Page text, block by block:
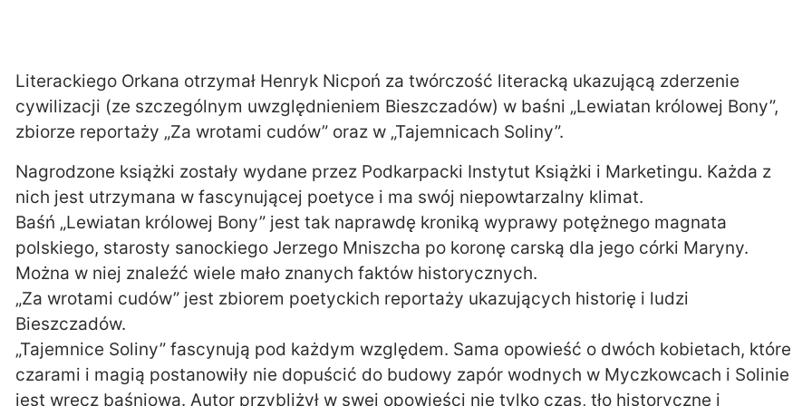
Literackiego Orkana otrzymał Henryk Nicpoń za twórczość literacką ukazującą zderzenie
cywilizacji (ze szczególnym uwzględnieniem Bieszczadów) w baśni „Lewiatan królowej Bony”,
zbiorze reportaży „Za wrotami cudów” oraz w „Tajemnicach Soliny”.
Nagrodzone książki zostały wydane przez Podkarpacki Instytut Książki i Marketingu. Każda z
nich jest utrzymana w fascynującej poetyce i ma swój niepowtarzalny klimat.
Baśń „Lewiatan królowej Bony” jest tak naprawdę kroniką wyprawy potężnego magnata
polskiego, starosty sanockiego Jerzego Mniszcha po koronę carską dla jego córki Maryny.
Można w niej znaleźć wiele mało znanych faktów historycznych.
„Za wrotami cudów” jest zbiorem poetyckich reportaży ukazujących historię i ludzi
Bieszczadów.
„Tajemnice Soliny” fascynują pod każdym względem. Sama opowieść o dwóch kobietach, które
czarami i magią postanowiły nie dopuścić do budowy zapór wodnych w Myczkowcach i Solinie
jest wręcz baśniowa. Autor przybliżył w swej opowieści nie tylko czas, tło historyczne i